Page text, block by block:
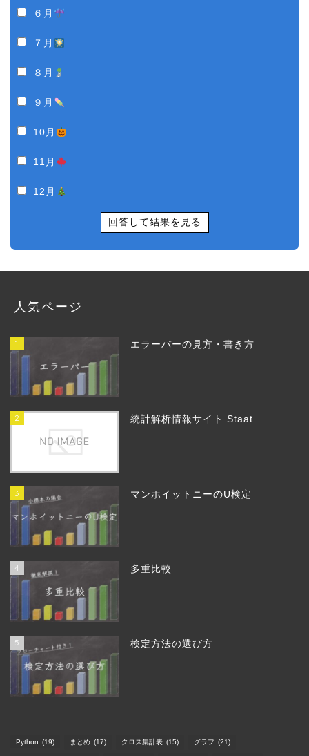
６月
７月
８月
９月
10月
11月
12月
回答して結果を見る
人気ページ
1 エラーバーの見方・書き方
2 統計解析情報サイト Staat
3 マンホイットニーのU検定
4 多重比較
5 検定方法の選び方
Python (19) まとめ (17) クロス集計表 (15) グラフ (21)